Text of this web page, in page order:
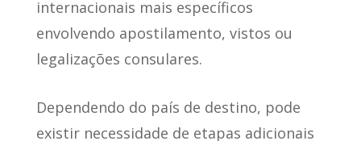
internacionais mais específicos
envolvendo apostilamento, vistos ou
legalizações consulares.
Dependendo do país de destino, pode
existir necessidade de etapas adicionais